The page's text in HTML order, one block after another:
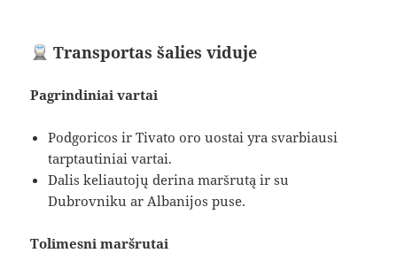
Transportas šalies viduje
Pagrindiniai vartai
Podgoricos ir Tivato oro uostai yra svarbiausi
tarptautiniai vartai.
Dalis keliautojų derina maršrutą ir su
Dubrovniku ar Albanijos puse.
Tolimesni maršrutai